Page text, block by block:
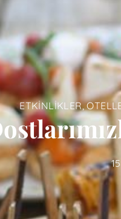
ETKINLIKLER,